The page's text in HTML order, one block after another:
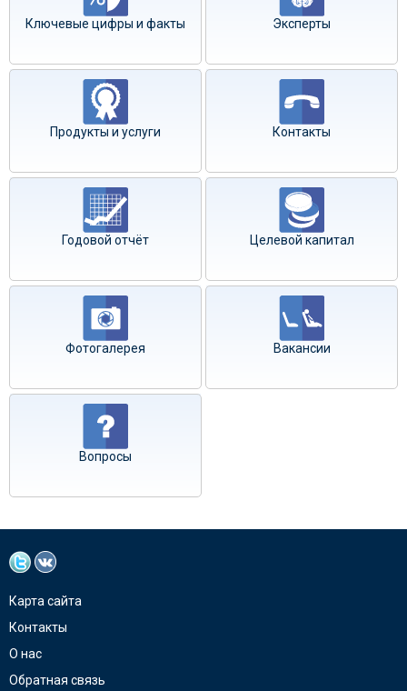
Ключевые цифры и факты Эксперты
Продукты и услуги Контакты
Годовой отчёт Целевой капитал
Фотогалерея Вакансии
Вопросы
Карта сайта
Контакты
О нас
Обратная связь